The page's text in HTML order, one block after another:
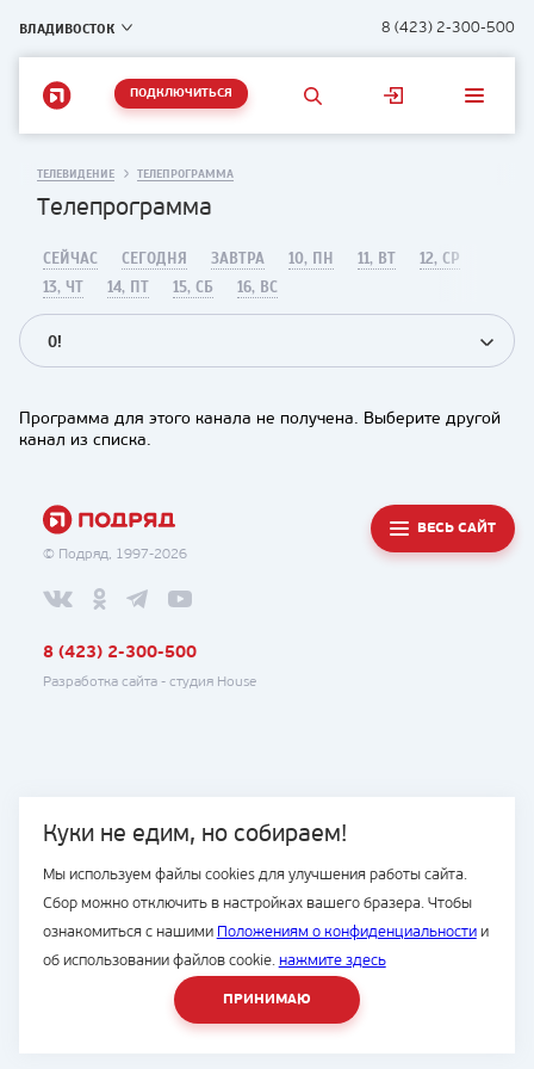
ВЛАДИВОСТОК 8 (423) 2-300-500
ПОДКЛЮЧИТЬСЯ
Куки не едим, но собираем!
Мы используем файлы cookies для улучшения работы сайта.
Сбор можно отключить в настройках вашего бразера. Чтобы
ознакомиться с нашими Положениям о конфиденциальностии
об использовании файлов cookie. нажмите здесь
ПРИНИМАЮ
ТЕЛЕВИДЕНИЕ ТЕЛЕПРОГРАММА
Телепрограмма
СЕЙЧАС СЕГОДНЯ ЗАВТРА 10, ПН 11, ВТ
12, СР
13, ЧТ
14, ПТ 15, СБ 16, ВС
О!
Программа для этого канала не получена. Выберите другой
канал из списка.
© Подряд, 1997-2026
ВЕСЬ САЙТ
8 (423) 2-300-500
Разработка сайта - студия House